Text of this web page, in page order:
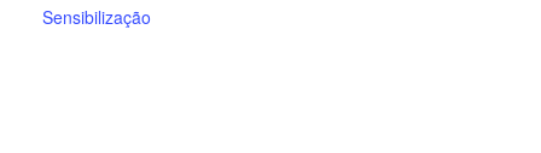
Sensibilização